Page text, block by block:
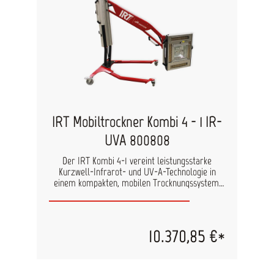
IRT Mobiltrockner Kombi 4 - 1 IR-
UVA 800808
Der IRT Kombi 4-1 vereint leistungsstarke
Kurzwell-Infrarot- und UV-A-Technologie in
einem kompakten, mobilen Trocknungssystem.
konventionelle als auch UV-härtende
eignet sich der IRT Kombi 4-1 ideal für
Karosserie- und Lackierbetriebe, die ihre
10.370,85 €*